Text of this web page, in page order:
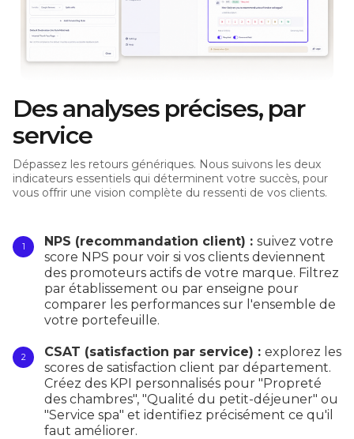
Des analyses précises, par
service
Dépassez les retours génériques. Nous suivons les deux
indicateurs essentiels qui déterminent votre succès, pour
vous offrir une vision complète du ressenti de vos clients.
NPS (recommandation client) : suivez votre
score NPS pour voir si vos clients deviennent
des promoteurs actifs de votre marque. Filtrez
par établissement ou par enseigne pour
comparer les performances sur l'ensemble de
votre portefeuille.
CSAT (satisfaction par service) : explorez les
scores de satisfaction client par département.
Créez des KPI personnalisés pour "Propreté
des chambres", "Qualité du petit-déjeuner" ou
"Service spa" et identifiez précisément ce qu'il
faut améliorer.